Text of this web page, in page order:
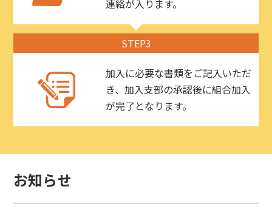
連絡が入ります。
STEP3
加入に必要な書類をご記入いただ
き、加入支部の承認後に組合加入
が完了となります。
お知らせ